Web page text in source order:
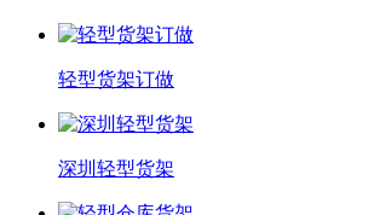
轻型货架订做
深圳轻型货架